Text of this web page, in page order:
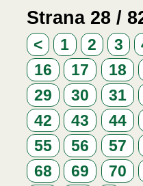
Strana 28 /
< 1 2 3
16
17 18
29
30 31
42
43 44
55
56 57
68
69 70